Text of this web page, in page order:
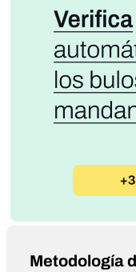
Metodología